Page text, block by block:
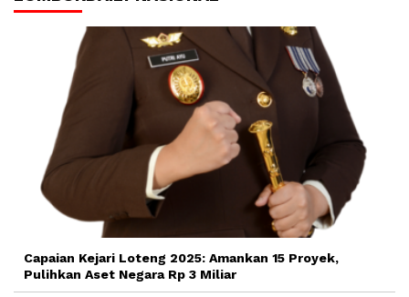
Capaian Kejari Loteng 2025: Amankan 15 Proyek,
Pulihkan Aset Negara Rp 3 Miliar